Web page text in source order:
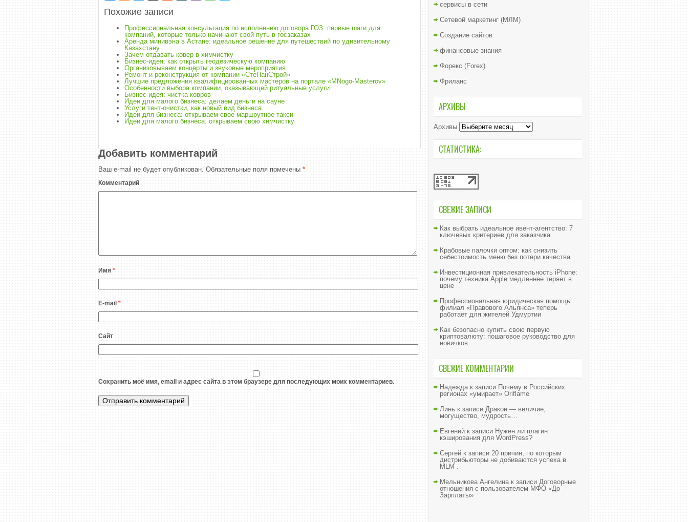
Похожие записи
Профессиональная консультация по исполнению договора ГОЗ: первые шаги для
компаний, которые только начинают свой путь в госзаказах
Аренда минивэна в Астане: идеальное решение для путешествий по удивительному
Казахстану
Зачем отдавать ковер в химчистку
Бизнес-идея: как открыть геодезическую компанию
Организовываем концерты и звуковые мероприятия
Ремонт и реконструкция от компании «СтеПанСтрой»
Лучшие предложения квалифицированных мастеров на портале «MNogo-Masterov»
Особенности выбора компании, оказывающей ритуальные услуги
Бизнес-идея: чистка ковров
Идеи для малого бизнеса: делаем деньги на сауне
Услуги тент-очистки, как новый вид бизнеса
Идеи для бизнеса: открываем свое маршрутное такси
Идеи для малого бизнеса: открываем свою химчистку
Добавить комментарий
Ваш e-mail не будет опубликован. Обязательные поля помечены *
Комментарий
Имя *
E-mail *
Сайт
Сохранить моё имя, email и адрес сайта в этом браузере для последующих моих комментариев.
сервисы в сети
Сетевой маркетинг (МЛМ)
Создание сайтов
финансовые знания
Форекс (Forex)
Фриланс
АРХИВЫ
Архивы
СТАТИСТИКА:
СВЕЖИЕ ЗАПИСИ
Как выбрать идеальное ивент-агентство: 7
ключевых критериев для заказчика
Крабовые палочки оптом: как снизить
себестоимость меню без потери качества
Инвестиционная привлекательность iPhone:
почему техника Apple медленнее теряет в
цене
Профессиональная юридическая помощь:
филиал «Правового Альянса» теперь
работает для жителей Удмуртии
Как безопасно купить свою первую
криптовалюту: пошаговое руководство для
новичков.
СВЕЖИЕ КОММЕНТАРИИ
Надеждак записи Почему в Российских
регионах «умирает» Oriflame
Линь к записи Дракон — величие,
могущество, мудрость…
Евгений к записи Нужен ли плагин
кэширования для WordPress?
Сергей к записи 20 причин, по которым
дистрибьюторы не добиваются успеха в
MLM .
Мельникова Ангелинак записи Договорные
отношения с пользователем МФО «До
Зарплаты»